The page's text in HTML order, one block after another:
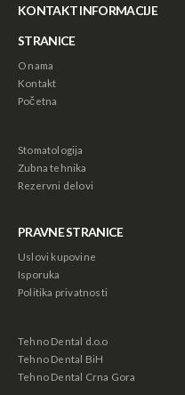
KONTAKT INFORMACIJE
STRANICE
O nama
Kontakt
Početna
Stomatologija
Zubna tehnika
Rezervni delovi
PRAVNE STRANICE
Uslovi kupovine
Isporuka
Politika privatnosti
Tehno Dental d.o.o
Tehno Dental BiH
Tehno Dental Crna Gora